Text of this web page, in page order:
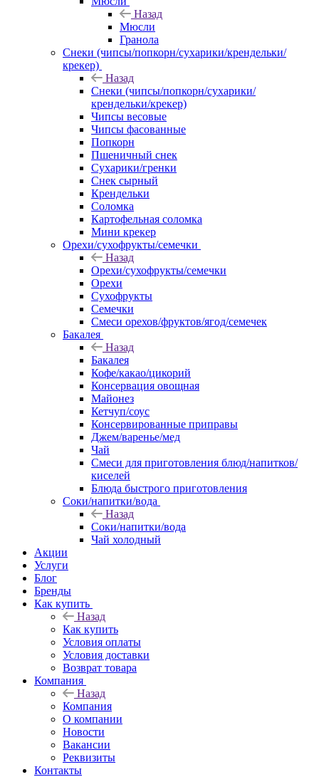
Назад
Мюсли
Гранола
Снеки (чипсы/попкорн/сухарики/крендельки/
крекер)
Назад
Снеки (чипсы/попкорн/сухарики/
крендельки/крекер)
Чипсы весовые
Чипсы фасованные
Попкорн
Пшеничный снек
Сухарики/гренки
Снек сырный
Крендельки
Соломка
Картофельная соломка
Мини крекер
Орехи/сухофрукты/семечки
Назад
Орехи/сухофрукты/семечки
Орехи
Сухофрукты
Семечки
Смеси орехов/фруктов/ягод/семечек
Бакалея
Назад
Бакалея
Кофе/какао/цикорий
Консервация овощная
Майонез
Кетчуп/соус
Консервированные приправы
Джем/варенье/мед
Чай
Смеси для приготовления блюд/напитков/
киселей
Блюда быстрого приготовления
Соки/напитки/вода
Назад
Соки/напитки/вода
Чай холодный
Акции
Услуги
Блог
Бренды
Как купить
Назад
Как купить
Условия оплаты
Условия доставки
Возврат товара
Компания
Назад
Компания
О компании
Новости
Вакансии
Реквизиты
Контакты